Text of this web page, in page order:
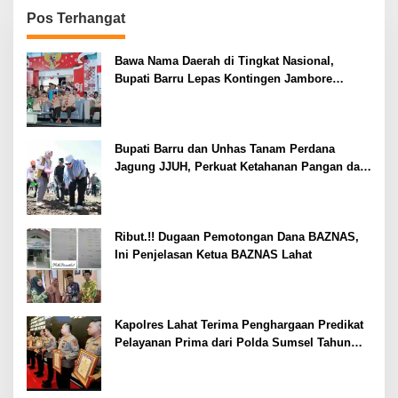
Pos Terhangat
Bawa Nama Daerah di Tingkat Nasional,
Bupati Barru Lepas Kontingen Jambore
Bupati Barru dan Unhas Tanam Perdana
Jagung JJUH, Perkuat Ketahanan Pangan dan
Ribut.!! Dugaan Pemotongan Dana BAZNAS,
Ini Penjelasan Ketua BAZNAS Lahat
Kapolres Lahat Terima Penghargaan Predikat
Pelayanan Prima dari Polda Sumsel Tahun